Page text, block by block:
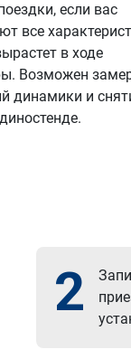
если вас
все
в ходе
Возможен
динамики и
2